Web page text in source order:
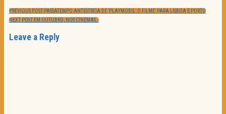
PREVIOUS POST:PASSATEMPO ANTESTREIA DE ‘PLAYMOBIL: O FILME’ PARA LISBOA E PORTO
NEXT POST:EM OUTUBRO, NOS CINEMAS…
Leave a Reply